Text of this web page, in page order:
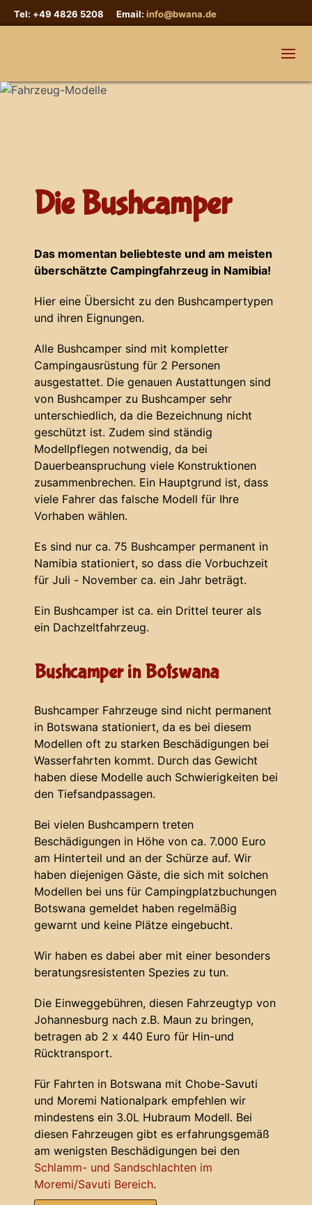
Tel: +49 4826 5208 Email: info@bwana.de
Die Bushcamper
Das momentan beliebteste und am meisten
überschätzte Campingfahrzeug in Namibia!
Hier eine Übersicht zu den Bushcampertypen
und ihren Eignungen.
Alle Bushcamper sind mit kompletter
Campingausrüstung für 2 Personen
ausgestattet. Die genauen Austattungen sind
von Bushcamper zu Bushcamper sehr
unterschiedlich, da die Bezeichnung nicht
geschützt ist. Zudem sind ständig
Modellpflegen notwendig, da bei
Dauerbeanspruchung viele Konstruktionen
zusammenbrechen. Ein Hauptgrund ist, dass
viele Fahrer das falsche Modell für Ihre
Vorhaben wählen.
Es sind nur ca. 75 Bushcamper permanent in
Namibia stationiert, so dass die Vorbuchzeit
für Juli - November ca. ein Jahr beträgt.
Ein Bushcamper ist ca. ein Drittel teurer als
ein Dachzeltfahrzeug.
Bushcamper in Botswana
Bushcamper Fahrzeuge sind nicht permanent
in Botswana stationiert, da es bei diesem
Modellen oft zu starken Beschädigungen bei
Wasserfahrten kommt. Durch das Gewicht
haben diese Modelle auch Schwierigkeiten bei
den Tiefsandpassagen.
Bei vielen Bushcampern treten
Beschädigungen in Höhe von ca. 7.000 Euro
am Hinterteil und an der Schürze auf. Wir
haben diejenigen Gäste, die sich mit solchen
Modellen bei uns für Campingplatzbuchungen
Botswana gemeldet haben regelmäßig
gewarnt und keine Plätze eingebucht.
Wir haben es dabei aber mit einer besonders
beratungsresistenten Spezies zu tun.
Die Einweggebühren, diesen Fahrzeugtyp von
Johannesburg nach z.B. Maun zu bringen,
betragen ab 2 x 440 Euro für Hin-und
Rücktransport.
Für Fahrten in Botswana mit Chobe-Savuti
und Moremi Nationalpark empfehlen wir
mindestens ein 3.0L Hubraum Modell. Bei
diesen Fahrzeugen gibt es erfahrungsgemäß
am wenigsten Beschädigungen bei den
Schlamm- und Sandschlachten im
Moremi/Savuti Bereich.